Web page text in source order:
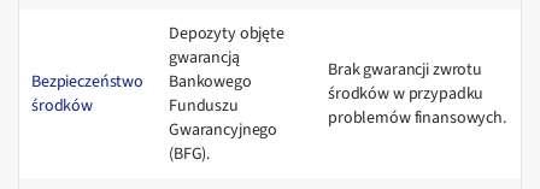
Bezpieczeństwo
środków
Depozyty objęte
gwarancją
Bankowego
Funduszu
Gwarancyjnego
(BFG).
Brak gwarancji zwrotu
środków w przypadku
problemów finansowych.